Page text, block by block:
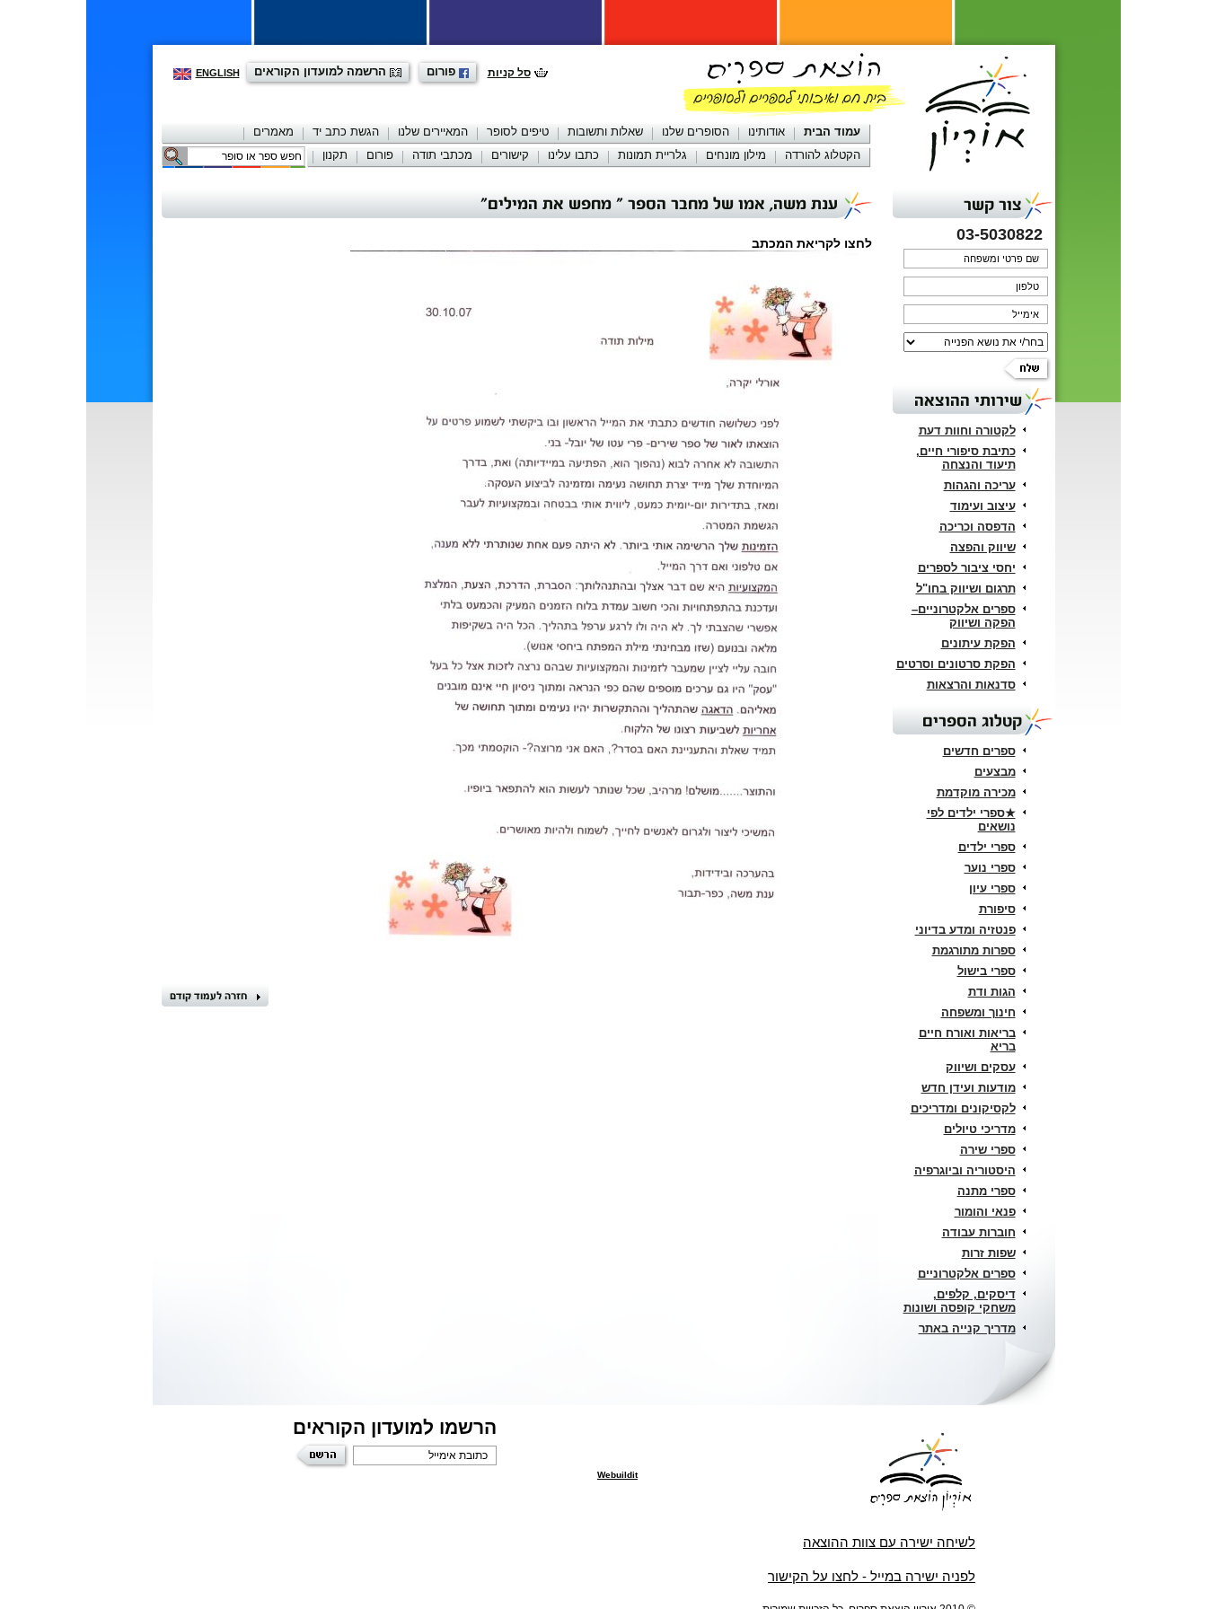
ENGLISH הרשמה למועדון הקוראים פורום סל קניות
עמוד הבית אודותינו הסופרים שלנו שאלות ותשובות טיפים לסופר המאיירים שלנו הגשת כתב יד
מאמרים
הקטלוג להורדה
מילון מונחים גלריית תמונות כתבו עלינו קישורים מכתבי תודה פורום תקנון יצירת קשר
צור קשר
03-5030822
שירותי ההוצאה
לקטורה וחוות דעת
כתיבת סיפורי חיים,
תיעוד והנצחה
עריכה והגהות
עיצוב ועימוד
הדפסה וכריכה
שיווק והפצה
יחסי ציבור לספרים
תרגום ושיווק בחו"ל
ספרים אלקטרוניים–
הפקה ושיווק
הפקת עיתונים
הפקת סרטונים וסרטים
סדנאות והרצאות
קטלוג הספרים
ספרים חדשים
מבצעים
מכירה מוקדמת
★ספרי ילדים לפי
נושאים
ספרי ילדים
ספרי נוער
ספרי עיון
סיפורת
פנטזיה ומדע בדיוני
ספרות מתורגמת
ספרי בישול
הגות ודת
חינוך ומשפחה
בריאות ואורח חיים
בריא
עסקים ושיווק
מודעות ועידן חדש
לקסיקונים ומדריכים
מדריכי טיולים
ספרי שירה
היסטוריה וביוגרפיה
ספרי מתנה
פנאי והומור
חוברות עבודה
שפות זרות
ספרים אלקטרוניים
דיסקים, קלפים,
משחקי קופסה ושונות
מדריך קנייה באתר
ענת משה, אמו של מחבר הספר " מחפש את המילים"
לחצו לקריאת המכתב
הרשמו למועדון הקוראים
לשיחה ישירה עם צוות ההוצאה
לפניה ישירה במייל - לחצו על הקישור
Webuildit